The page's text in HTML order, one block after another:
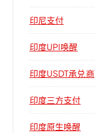
印尼支付
印度UPI唤醒
印度USDT承兑商
印度三方支付
印度原生唤醒